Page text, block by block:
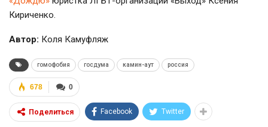
Кириченко.
Автор: Коля Камуфляж
гомофобия госдума камин-аут россия
0
678
Поделиться Facebook Twitter